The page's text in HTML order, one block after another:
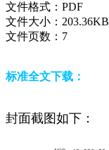
文件格式： PDF
文件大小： 203.36KB
文件页数： 7
标准全文下载：
封面截图如下：